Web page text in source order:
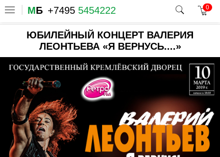
МБ +7495 5454222 0
ЮБИЛЕЙНЫЙ КОНЦЕРТ ВАЛЕРИЯ
ЛЕОНТЬЕВА «Я ВЕРНУСЬ....»